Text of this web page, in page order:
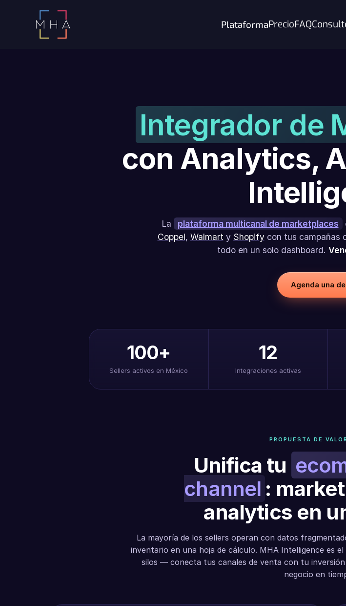
PlataformaPrecioFAQ
Integrador de
con Analytics,
La plataforma multicanal de marketplaces
Coppel, Walmart y Shopify con tus campañas
todo en un solo dashboard.
Agenda una
100+
Sellers activos en México
12
Integraciones activas
PROPUESTA DE
Unifica tu
channel :
analytics en
La mayoría de los sellers operan con datos
inventario en una hoja de cálculo. MHA Intelligence es el
silos — conecta tus canales de venta con tu
negocio en